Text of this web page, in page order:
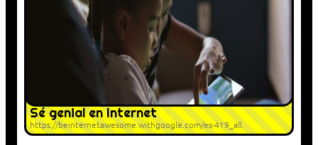
Sé genial en Internet
https://beinternetawesome.withgoogle.com/es-419_all